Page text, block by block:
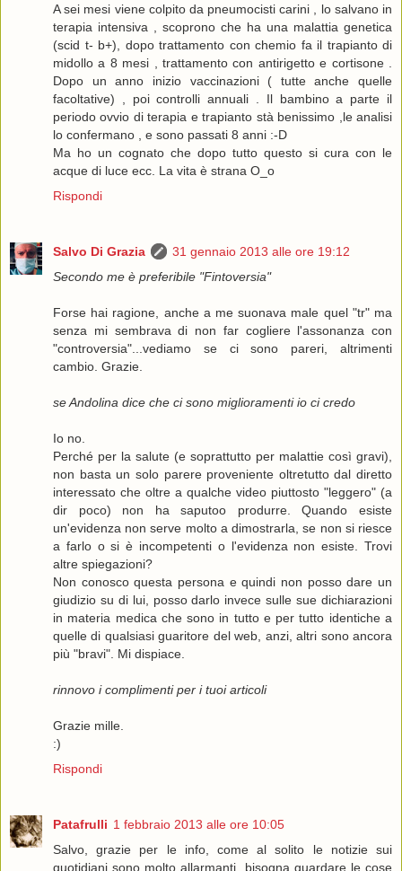
A sei mesi viene colpito da pneumocisti carini , lo salvano in
terapia intensiva , scoprono che ha una malattia genetica
(scid t- b+), dopo trattamento con chemio fa il trapianto di
midollo a 8 mesi , trattamento con antirigetto e cortisone .
Dopo un anno inizio vaccinazioni ( tutte anche quelle
facoltative) , poi controlli annuali . Il bambino a parte il
periodo ovvio di terapia e trapianto stà benissimo ,le analisi
lo confermano , e sono passati 8 anni :-D
Ma ho un cognato che dopo tutto questo si cura con le
acque di luce ecc. La vita è strana O_o
Rispondi
Salvo Di Grazia
31 gennaio 2013 alle ore 19:12
Secondo me è preferibile "Fintoversia"
Forse hai ragione, anche a me suonava male quel "tr" ma
senza mi sembrava di non far cogliere l'assonanza con
"controversia"...vediamo se ci sono pareri, altrimenti
cambio. Grazie.
se Andolina dice che ci sono miglioramenti io ci credo
Io no.
Perché per la salute (e soprattutto per malattie così gravi),
non basta un solo parere proveniente oltretutto dal diretto
interessato che oltre a qualche video piuttosto "leggero" (a
dir poco) non ha saputoo produrre. Quando esiste
un'evidenza non serve molto a dimostrarla, se non si riesce
a farlo o si è incompetenti o l'evidenza non esiste. Trovi
altre spiegazioni?
Non conosco questa persona e quindi non posso dare un
giudizio su di lui, posso darlo invece sulle sue dichiarazioni
in materia medica che sono in tutto e per tutto identiche a
quelle di qualsiasi guaritore del web, anzi, altri sono ancora
più "bravi". Mi dispiace.
rinnovo i complimenti per i tuoi articoli
Grazie mille.
:)
Rispondi
Patafrulli 1 febbraio 2013 alle ore 10:05
Salvo, grazie per le info, come al solito le notizie sui
quotidiani sono molto allarmanti, bisogna guardare le cose